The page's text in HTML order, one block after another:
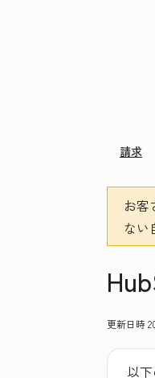
請求
お客
ない
更新日時
以